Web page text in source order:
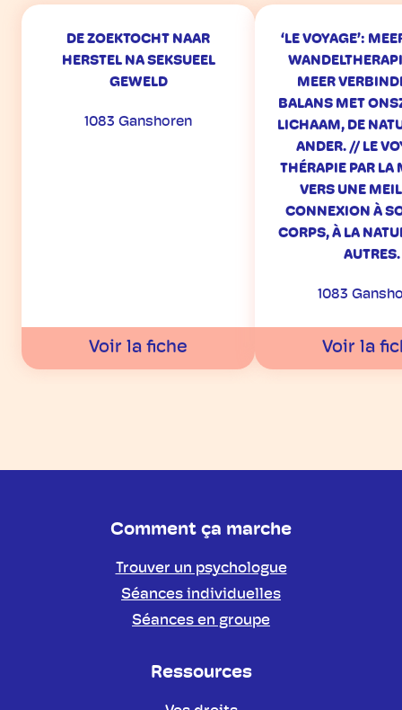
DE ZOEKTOCHT NAAR
HERSTEL NA SEKSUEEL
GEWELD
1083 Ganshoren
Voir la fiche
‘LE VOYAGE’:
MEER
BALANS MET
LICHAAM, DE
ANDER. // LE
THÉRAPIE PAR LA
VERS UNE
CONNEXION À
CORPS, À LA
AUTRES.
1083
Voir la
Comment ça marche
Trouver un psychologue
Séances individuelles
Séances en groupe
Ressources